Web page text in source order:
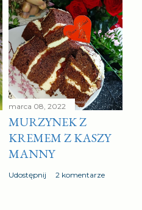
marca 08, 2022
MURZYNEK Z
KREMEM Z KASZY
MANNY
Udostępnij 2 komentarze